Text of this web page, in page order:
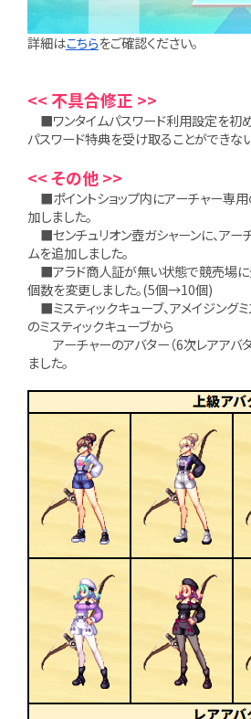
詳細はこちらをご確認ください。
<< 不具合修正 >>
■ワンタイムパスワード利用設定を初
パスワード特典を受け取ることができな
<< その他 >>
■ポイントショップ内にアーチャー専
加しました。
■センチュリオン壺ガシャーンに、アー
ムを追加しました。
■アラド商人証が無い状態で競売場に
個数を変更しました。(5個→10個)
■ミスティックキューブ、アメイジング
のミスティックキューブから
アーチャーのアバター（6次レアアバ
ました。